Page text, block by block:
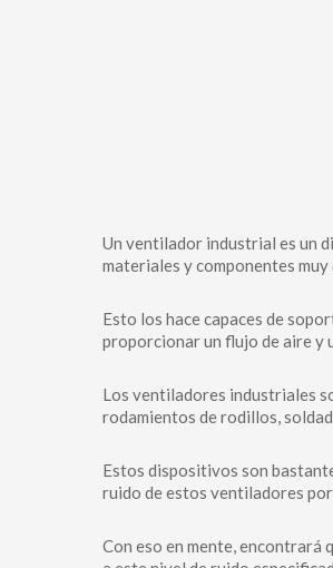
Un ventilador industrial es un
materiales y componentes muy
Esto los hace capaces de
proporcionar un flujo de aire y
Los ventiladores industriales
rodamientos de rodillos,
Estos dispositivos son
ruido de estos ventiladores
Con eso en mente,